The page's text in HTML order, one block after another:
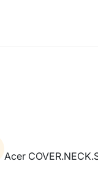
Acer